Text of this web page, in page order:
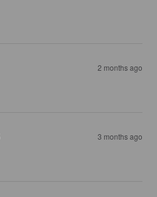
2 months ago
3 months ago